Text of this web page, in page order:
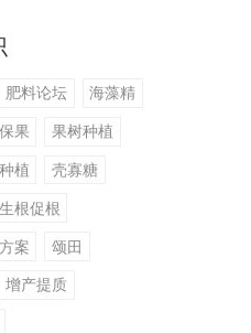
肥料论坛 海藻精
果 果树种植
植 壳寡糖
生根促根
案 颂田
增产提质